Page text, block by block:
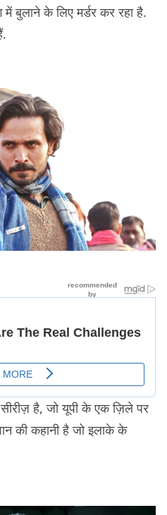
बुलाने के लिए मर्डर कर रहा है.
है, जो यूपी के एक ज़िले पर
की कहानी है जो इलाके के